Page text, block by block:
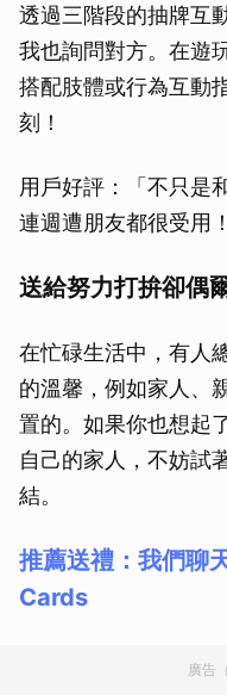
透過三階段的抽牌互
我也詢問對方。在遊
搭配肢體或行為互動
刻！
用戶好評：「不只是
連週遭朋友都很受用！
送給努力打拚卻偶
在忙碌生活中，有人
的溫馨，例如家人、
置的。如果你也想起
自己的家人，不妨試
結。
推薦送禮：我們聊
Cards
廣告